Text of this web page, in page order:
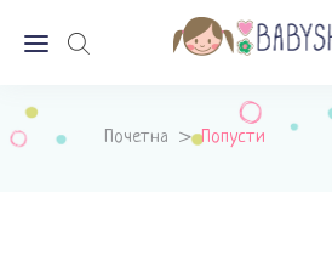
Почетна >Попусти